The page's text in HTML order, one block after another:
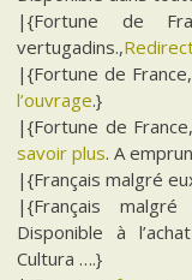
|{Fortune de
vertugadins.,
|{Fortune de
l’ouvrage.}
|{Fortune de
savoir plus. A
|{Français malgré
|{Français malgré
Disponible à
Cultura ….}